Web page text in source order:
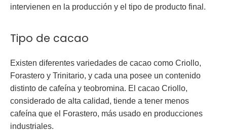
intervienen en la producción y el tipo de producto final.
Tipo de cacao
Existen diferentes variedades de cacao como Criollo,
Forastero y Trinitario, y cada una posee un contenido
distinto de cafeína y teobromina. El cacao Criollo,
considerado de alta calidad, tiende a tener menos
cafeína que el Forastero, más usado en producciones
industriales.